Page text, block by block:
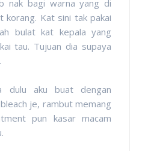
nak bagi warna yang di
Kat sini tak pakai
bulat kat kepala yang
tau. Tujuan dia supaya
dulu aku buat dengan
je, rambut memang
pun kasar macam